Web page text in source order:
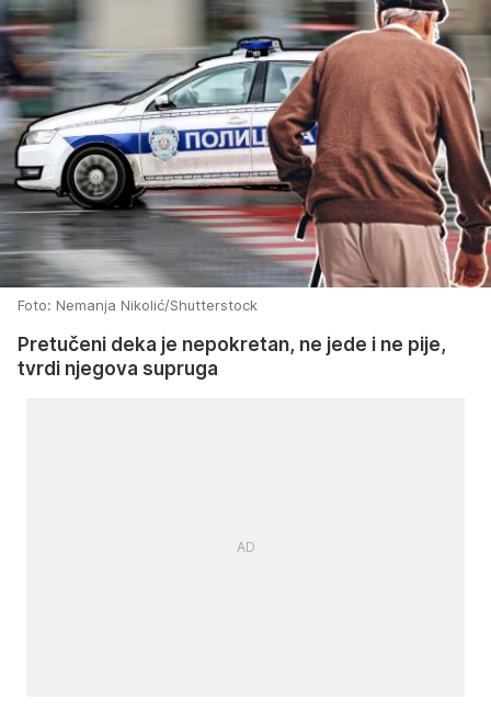
Foto: Nemanja Nikolić/Shutterstock
Pretučeni deka je nepokretan, ne jede i ne pije,
tvrdi njegova supruga